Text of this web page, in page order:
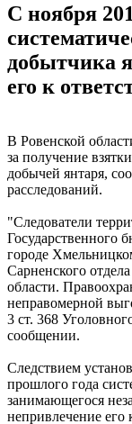
С ноября
добытчика
его к
В Ровенской
за получение
добычей янтаря,
расследований.
"Следователи
Государственного
городе
Сарненского
области.
неправомерной
3 ст. 368
сообщении.
Следствием
прошлого года
занимающегося
непривлечение его